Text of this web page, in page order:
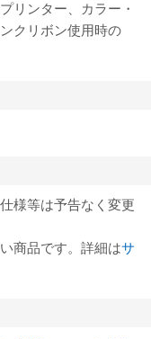
リンター、カラー・
クリボン使用時の
様等は予告なく変更
商品です。詳細はサ